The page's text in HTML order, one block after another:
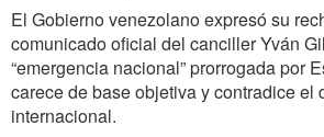
El Gobierno venezolano expresó su
comunicado oficial del canciller Yván
“emergencia nacional” prorrogada por
carece de base objetiva y contradice el
internacional.